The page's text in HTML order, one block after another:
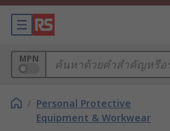
MPN
/ Personal Protective
Equipment & Workwear